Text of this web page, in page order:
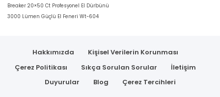
Breaker 20×50 Ct Profesyonel El Dürbünü
3000 Lümen Güçlü El Feneri Wt-604
Hakkımızda
Kişisel Verilerin Korunması
Çerez Politikası
Sıkça Sorulan Sorular
İletişim
Duyurular
Blog Çerez Tercihleri